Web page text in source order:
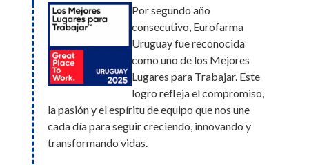
un ranking que evalúa las
prácticas organizacionales
orientadas al desarrollo, bienestar y
valorización de personas de todas las edades.
Obtuvo posiciones destacadas en diferentes
categorías:
1.er lugar en la Categoría Oro, 5.º lugar en la
Categoría Talento Senior y 13.º lugar en la
Por segundo año
consecutivo, Eurofarma
Uruguay fue reconocida
como uno de los Mejores
Lugares para Trabajar. Este
logro refleja el compromiso,
la pasión y el espíritu de equipo que nos une
cada día para seguir creciendo, innovando y
transformando vidas.